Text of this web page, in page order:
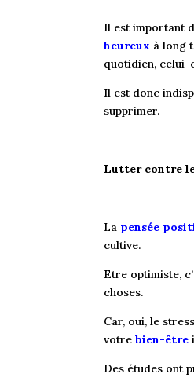
Il est important
heureux à long
quotidien, celui-
Il est donc
supprimer.
Lutter contre
La pensée
cultive.
Etre optimiste,
choses.
Car, oui, le
votre bien-être
Des études ont